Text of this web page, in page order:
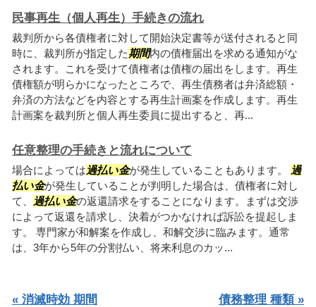
民事再生（個人再生）手続きの流れ
裁判所から各債権者に対して開始決定書等が送付されると同
時に、裁判所が指定した期間内の債権届出を求める通知がな
されます。これを受けて債権者は債権の届出をします。再生
債権額が明らかになったところで、再生債務者は弁済総額・
弁済の方法などを内容とする再生計画案を作成します。再生
計画案を裁判所と個人再生委員に提出すると、再...
任意整理の手続きと流れについて
場合によっては過払い金が発生していることもあります。
過
払い金が発生していることが判明した場合は、債権者に対し
て、
過払い金の返還請求をすることになります。まずは交渉
によって返還を請求し、決着がつかなければ訴訟を提起しま
す。 専門家が和解案を作成し、和解交渉に臨みます。通常
は、3年から5年の分割払い、将来利息のカッ...
« 消滅時効 期間 債務整理 種類 »